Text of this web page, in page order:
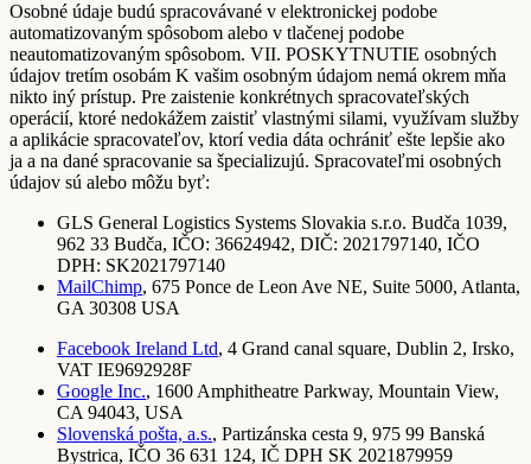
Osobné údaje budú spracovávané v elektronickej podobe
automatizovaným spôsobom alebo v tlačenej podobe
neautomatizovaným spôsobom. VII. POSKYTNUTIE osobných
údajov tretím osobám K vašim osobným údajom nemá okrem mňa
nikto iný prístup. Pre zaistenie konkrétnych spracovateľských
operácií, ktoré nedokážem zaistiť vlastnými silami, využívam služby
a aplikácie spracovateľov, ktorí vedia dáta ochrániť ešte lepšie ako
ja a na dané spracovanie sa špecializujú. Spracovateľmi osobných
údajov sú alebo môžu byť:
GLS General Logistics Systems Slovakia s.r.o. Budča 1039,
962 33 Budča, IČO: 36624942, DIČ: 2021797140, IČO
DPH: SK2021797140
MailChimp, 675 Ponce de Leon Ave NE, Suite 5000, Atlanta,
GA 30308 USA
Facebook Ireland Ltd, 4 Grand canal square, Dublin 2, Irsko,
VAT IE9692928F
Google Inc., 1600 Amphitheatre Parkway, Mountain View,
CA 94043, USA
Slovenská pošta, a.s., Partizánska cesta 9, 975 99 Banská
Bystrica, IČO 36 631 124, IČ DPH SK 2021879959